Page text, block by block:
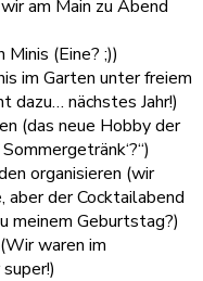
am Main zu Abend
(Eine? ;))
im Garten unter freiem
dazu… nächstes Jahr!)
(das neue Hobby der
organisieren (wir
der Cocktailabend
meinem Geburtstag?)
waren im